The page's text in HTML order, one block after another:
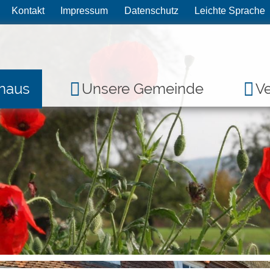
Kontakt Impressum Datenschutz Leichte Sprache
Unsere Gemeinde